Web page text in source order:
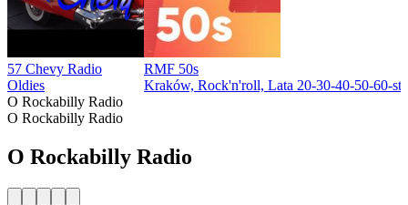
57 Chevy Radio
Oldies
RMF 50s
Kraków, Rock'n'roll, Lata 20-30-40-50-60-ste
O Rockabilly Radio
O Rockabilly Radio
O Rockabilly Radio